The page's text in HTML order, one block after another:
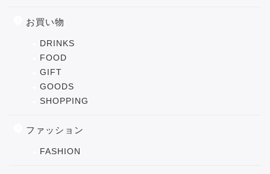
お買い物
DRINKS
FOOD
GIFT
GOODS
SHOPPING
ファッション
FASHION